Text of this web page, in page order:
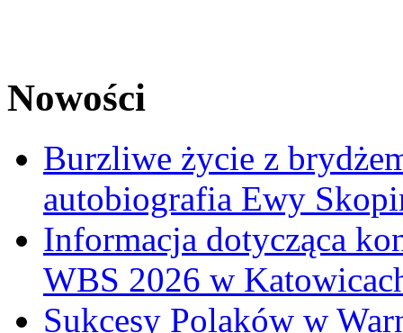
Nowości
Burzliwe życie z
autobiografia Ewy
Informacja dotycząca
WBS 2026 w
Sukcesy Polaków w